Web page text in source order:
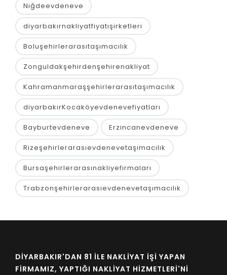
Niğdeevdeneve
diyarbakırnakliyatfiyatışirketleri
Boluşehirlerarasıtaşımacılık
Zonguldakşehirdenşehirenakliyat
Kahramanmaraşşehirlerarasıtaşımacılık
diyarbakırKocaköyevdenevefiyatları
Bayburtevdeneve Erzincanevdeneve
Rizeşehirlerarasıevdenevetaşımacılık
Bursaşehirlerarasınakliyefirmaları
Trabzonşehirlerarasıevdenevetaşımacılık
DIYARBAKIR'DAN 81 İLE NAKLIYAT İŞI YAPAN
FIRMAMIZ, YAPTIĞI NAKLIYAT HIZMETLERI'NI